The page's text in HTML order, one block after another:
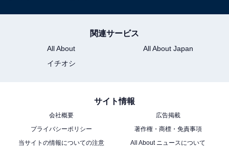
関連サービス
All About
All About Japan
イチオシ
サイト情報
会社概要
広告掲載
プライバシーポリシー
著作権・商標・免責事項
当サイトの情報についての注意
All About ニュースについて